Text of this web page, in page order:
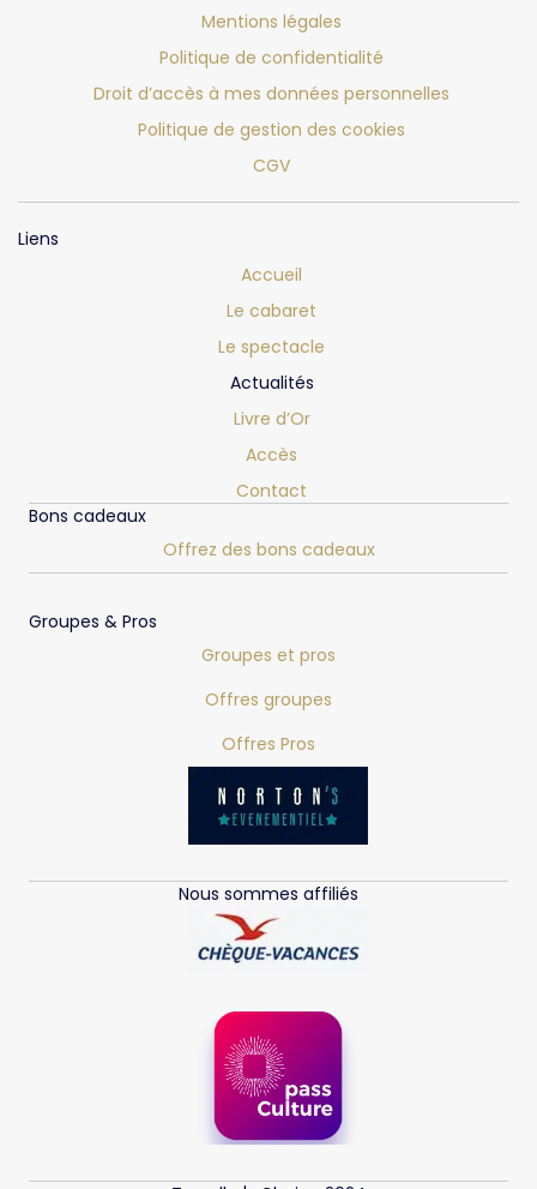
Mentions légales
Politique de confidentialité
Droit d’accès à mes données personnelles
Politique de gestion des cookies
CGV
Liens
Accueil
Le cabaret
Le spectacle
Actualités
Livre d’Or
Accès
Contact
Bons cadeaux
Offrez des bons cadeaux
Groupes & Pros
Groupes et pros
Offres groupes
Offres Pros
Nous sommes affiliés